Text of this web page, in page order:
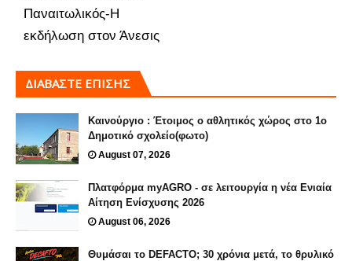
Παναιτωλικός-Η
εκδήλωση στον Άνεσις
ΔΙΑΒΑΣΤΕ ΕΠΙΣΗΣ
Καινούργιο : Έτοιμος ο αθλητικός χώρος στο 1ο
Δημοτικό σχολείο(φωτο)
August 07, 2026
Πλατφόρμα myAGRO - σε λειτουργία η νέα Ενιαία
Αίτηση Ενίσχυσης 2026
August 06, 2026
Θυμάσαι το DEFACTO; 30 χρόνια μετά, το θρυλικό